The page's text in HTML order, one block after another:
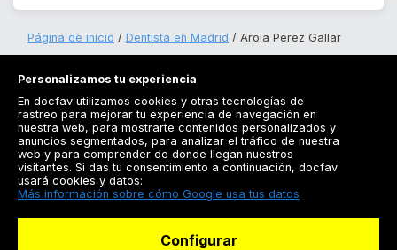
Página de inicio Dentista en Madrid Arola Perez Gallar
Registrarse
Docfav
Personalizamos tu experiencia
En docfav utilizamos cookies y otras tecnologías de
rastreo para mejorar tu experiencia de navegación en
nuestra web, para mostrarte contenidos personalizados y
anuncios segmentados, para analizar el tráfico de nuestra
web y para comprender de donde llegan nuestros
visitantes. Si das tu consentimiento a continuación, docfav
usará cookies y datos:
Más información sobre cómo Google usa tus datos
Configurar